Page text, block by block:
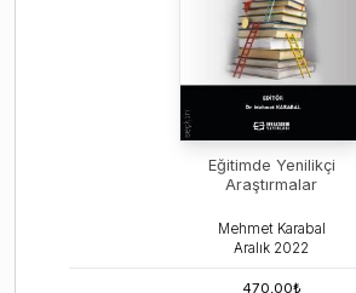
Eğitimde Yenilikçi
Araştırmalar
Mehmet Karabal
Aralık 2022
470,00₺